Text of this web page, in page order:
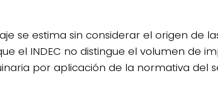
se estima sin considerar el origen de
el INDEC no distingue el volumen de
por aplicación de la normativa del